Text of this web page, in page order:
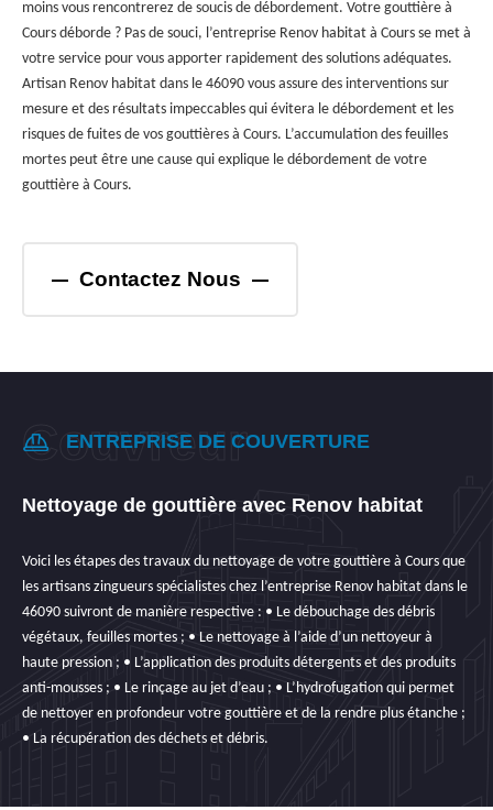
moins vous rencontrerez de soucis de débordement. Votre gouttière à
Cours déborde ? Pas de souci, l’entreprise Renov habitat à Cours se met à
votre service pour vous apporter rapidement des solutions adéquates.
Artisan Renov habitat dans le 46090 vous assure des interventions sur
mesure et des résultats impeccables qui évitera le débordement et les
risques de fuites de vos gouttières à Cours. L’accumulation des feuilles
mortes peut être une cause qui explique le débordement de votre
gouttière à Cours.
Contactez Nous
ENTREPRISE DE COUVERTURE
Nettoyage de gouttière avec Renov habitat
Voici les étapes des travaux du nettoyage de votre gouttière à Cours que
les artisans zingueurs spécialistes chez l’entreprise Renov habitat dans le
46090 suivront de manière respective : • Le débouchage des débris
végétaux, feuilles mortes ; • Le nettoyage à l’aide d’un nettoyeur à
haute pression ; • L’application des produits détergents et des produits
anti-mousses ; • Le rinçage au jet d’eau ; • L’hydrofugation qui permet
de nettoyer en profondeur votre gouttière et de la rendre plus étanche ;
• La récupération des déchets et débris.